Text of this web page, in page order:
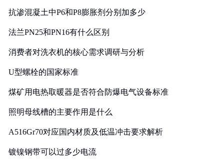
抗渗混凝土中P6和P8膨胀剂分别加多少
法兰PN25和PN16有什么区别
消费者对洗衣机的核心需求调研与分析
U型螺栓的国家标准
煤矿用电热取暖器是否符合防爆电气设备标准
照明母线槽的主要作用是什么
A516Gr70对应国内材质及低温冲击要求解析
镀镍钢带可以过多少电流